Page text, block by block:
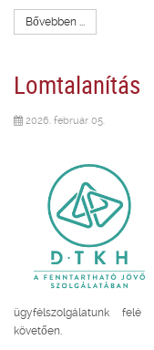
Bővebben ...
Lomtalanítás
2026. február 05.
ügyfélszolgálatunk felé
követően.